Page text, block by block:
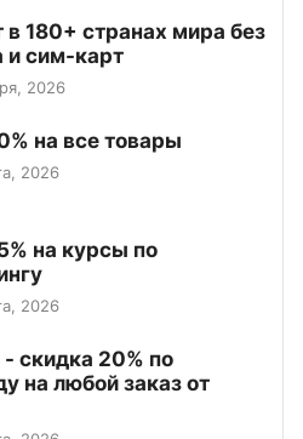
в 180+ странах мира без
и сим-карт
2026
на все товары
2026
на курсы по
2026
- скидка 20% по
на любой заказ от